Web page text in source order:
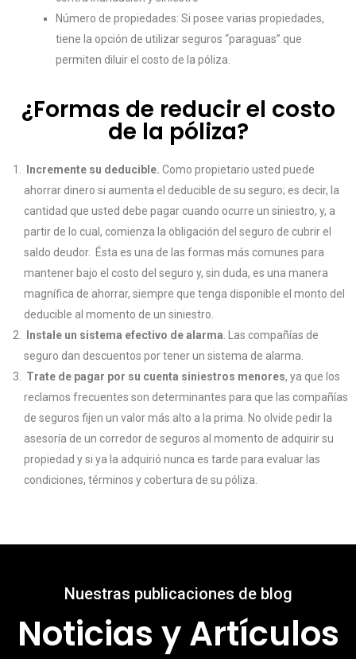
Número de propiedades: Si posee varias propiedades,
tiene la opción de utilizar seguros “paraguas” que
permiten diluir el costo de la póliza.
¿Formas de reducir el costo
de la póliza?
Incremente su deducible. Como propietario usted puede
ahorrar dinero si aumenta el deducible de su seguro; es decir, la
cantidad que usted debe pagar cuando ocurre un siniestro, y, a
partir de lo cual, comienza la obligación del seguro de cubrir el
saldo deudor. Ésta es una de las formas más comunes para
mantener bajo el costo del seguro y, sin duda, es una manera
magnífica de ahorrar, siempre que tenga disponible el monto del
deducible al momento de un siniestro.
Instale un sistema efectivo de alarma . Las compañías de
seguro dan descuentos por tener un sistema de alarma.
Trate de pagar por su cuenta siniestros menores, ya que los
reclamos frecuentes son determinantes para que las compañías
de seguros fijen un valor más alto a la prima. No olvide pedir la
asesoría de un corredor de seguros al momento de adquirir su
propiedad y si ya la adquirió nunca es tarde para evaluar las
condiciones, términos y cobertura de su póliza.
Nuestras publicaciones de blog
Noticias y Artículos